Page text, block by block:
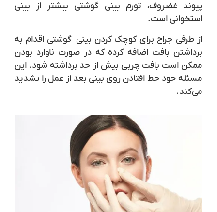
پیوند غضروف، تورم بینی گوشتی بیشتر از بینی
استخوانی است.
از طرفی جراح برای کوچک کردن بینی گوشتی اقدام به
برداشتن بافت اضافه کرده که در صورت ناوارد بودن
ممکن است بافت چربی بیش از حد برداشته شود. این
مسئله خود خط افتادن روی بینی بعد از عمل را تشدید
می‌کند.